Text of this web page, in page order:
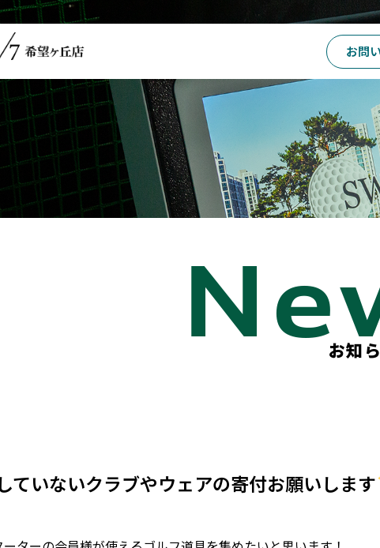
お問
お知
ていないクラブやウェアの寄付お願いします